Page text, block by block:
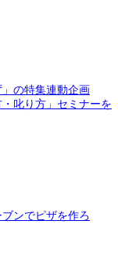
の特集連動企画
叱り方」セミナーを
ンでピザを作ろ